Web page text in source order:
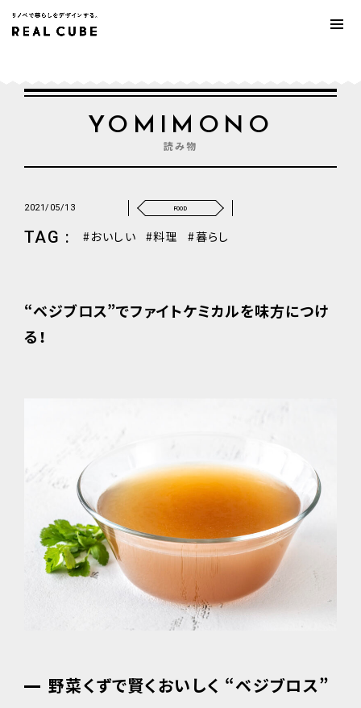
YOMIMONO
読み物
2021/05/13 FOOD
TAG : おいしい 料理 暮らし
“ベジブロス”でファイトケミカルを味方につけ
る！
野菜くずで賢くおいしく “ベジブロス”